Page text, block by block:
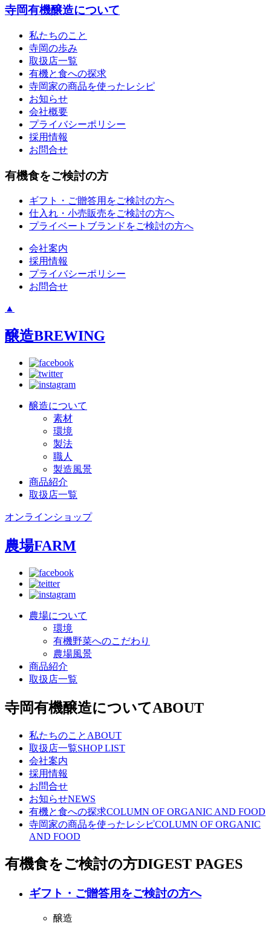
寺岡有機醸造について
私たちのこと
寺岡の歩み
取扱店一覧
有機と食への探求
寺岡家の商品を使ったレシピ
お知らせ
会社概要
プライバシーポリシー
採用情報
お問合せ
有機食をご検討の方
ギフト・ご贈答用をご検討の方へ
仕入れ・小売販売をご検討の方へ
プライベートブランドをご検討の方へ
会社案内
採用情報
プライバシーポリシー
お問合せ
▲
醸造BREWING
醸造について
素材
環境
製法
職人
製造風景
商品紹介
取扱店一覧
オンラインショップ
農場FARM
農場について
環境
有機野菜へのこだわり
農場風景
商品紹介
取扱店一覧
寺岡有機醸造についてABOUT
私たちのこと ABOUT
取扱店一覧SHOP LIST
会社案内
採用情報
お問合せ
お知らせNEWS
有機と食への探求COLUMN OF ORGANIC AND FOOD
寺岡家の商品を使ったレシピCOLUMN OF ORGANIC
AND FOOD
有機食をご検討の方DIGEST PAGES
ギフト・ご贈答用をご検討の方へ
醸造